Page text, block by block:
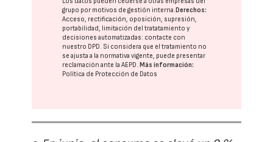
grupo por motivos de gestión interna. Derechos:
Acceso, rectificación, oposición, supresión,
portabilidad, limitación del tratatamiento y
decisiones automatizadas: contacte con
nuestro DPD. Si considera que el tratamiento no
se ajusta a la normativa vigente, puede presentar
reclamación ante laAEPD. Más información:
Política de Protección de Datos